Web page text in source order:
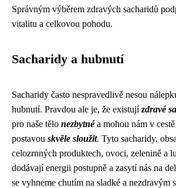
Správným výběrem zdravých sacharidů
vitalitu a celkovou pohodu.
Sacharidy a hubnutí
Sacharidy často nespravedlivě nesou
hubnutí. Pravdou ale je, že existujízdravé
pro naše tělo nezbytnéa mohou nám v
postavou skvěle sloužit. Tyto sacharidy,
celozrnných produktech, ovoci, zelenině a
dodávají energii postupně a zasytí nás na
se vyhneme chutím na sladké a nezdravým